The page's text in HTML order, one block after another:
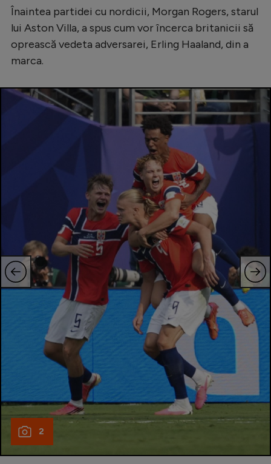
Stranieri
Clasamente
Tenis
Formula 1
Gimnastică
Auto
Rugby
Ciclism
Alte sporturi
JO 2024
JO 2026
Intră în cont
Înaintea partidei cu nordicii, Morgan Rogers, starul
lui Aston Villa, a spus cum vor încerca britanicii să
oprească vedeta adversarei, Erling Haaland, din a
marca.
2